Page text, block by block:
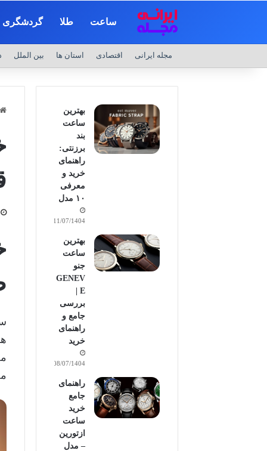
ساعت طلا گردشگری
مجله ایرانی اقتصادی استان ها بین الملل
بهترین
ساعت
بند
برزنتی:
راهنمای
خرید و
معرفی
۱۰ مدل
11/07/1404
بهترین
ساعت
جنو
GENEV
بررسی
جامع و
راهنمای
خرید
08/07/1404
راهنمای
جامع
خرید
ساعت
ازتورین
– مدل